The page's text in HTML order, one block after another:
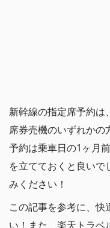
新幹線の指定席予約は
席券売機のいずれかの
予約は乗車日の1ヶ月
を立てておくと良いで
みください！
この記事を参考に、快
い！また、楽天トラベ